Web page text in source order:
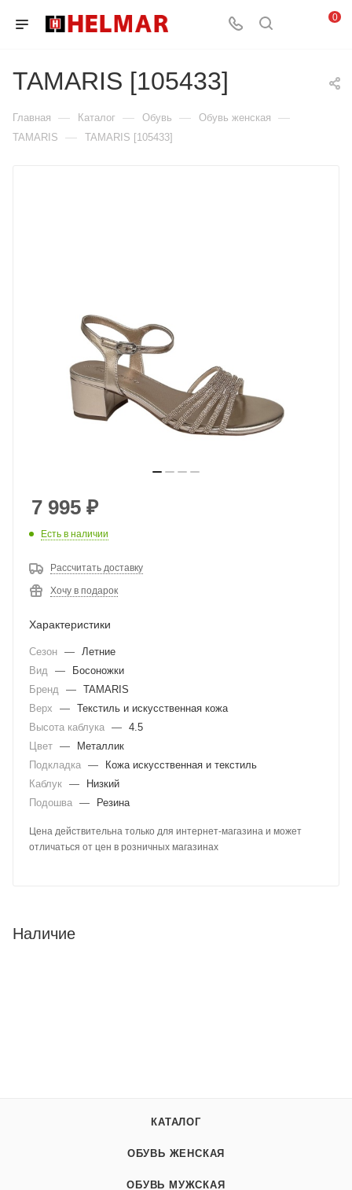
0
TAMARIS [105433]
Главная — Каталог — Обувь — Обувь женская —
TAMARIS — TAMARIS [105433]
7 995 ₽
Есть в наличии
Рассчитать доставку
Хочу в подарок
Характеристики
Сезон —
Летние
Вид
—
Босоножки
Бренд
— TAMARIS
Верх
— Текстиль и искусственная кожа
Высота каблука — 4.5
Цвет —
Металлик
Подкладка —
Кожа искусственная и текстиль
Каблук —
Низкий
Подошва — Резина
Цена действительна только для интернет-магазина и может
отличаться от цен в розничных магазинах
Наличие
КАТАЛОГ
ОБУВЬ ЖЕНСКАЯ
ОБУВЬ МУЖСКАЯ